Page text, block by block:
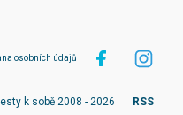
osobních údajů
k sobě 2008 - 2026 RSS